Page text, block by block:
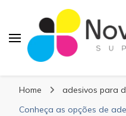
Home
adesivos para
Conheça as opções de